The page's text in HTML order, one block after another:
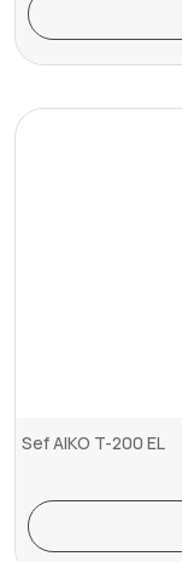
Sef AIKO T-200 EL